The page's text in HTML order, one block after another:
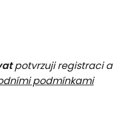
potvrzuji registraci a
podmínkami